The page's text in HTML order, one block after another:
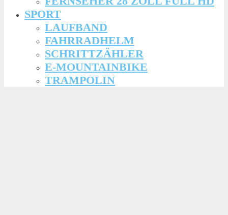
SPORT
LAUFBAND
FAHRRADHELM
SCHRITTZÄHLER
E-MOUNTAINBIKE
TRAMPOLIN